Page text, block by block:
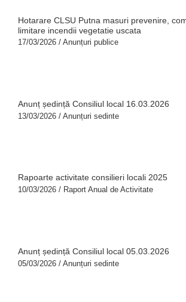
Hotarare CLSU Putna masuri prevenire,
limitare incendii vegetatie uscata
17/03/2026 / Anunțuri publice
Anunț ședință Consiliul local 16.03.2026
13/03/2026 / Anunțuri sedinte
Rapoarte activitate consilieri locali 2025
10/03/2026 / Raport Anual de Activitate
Anunț ședință Consiliul local 05.03.2026
05/03/2026 / Anunțuri sedinte